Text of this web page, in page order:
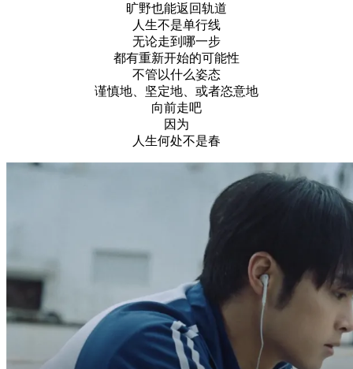
旷野也能返回轨道
人生不是单行线
无论走到哪一步
都有重新开始的可能性
不管以什么姿态
谨慎地、坚定地、或者恣意地
向前走吧
因为
人生何处不是春